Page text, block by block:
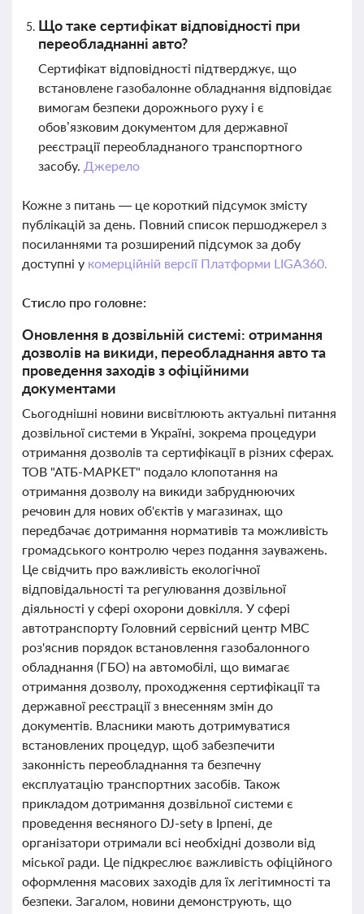
Що таке сертифікат відповідності при
переобладнанні авто?
Сертифікат відповідності підтверджує, що
встановлене газобалонне обладнання відповідає
вимогам безпеки дорожнього руху і є
обов’язковим документом для державної
реєстрації переобладнаного транспортного
засобу. Джерело
Кожне з питань — це короткий підсумок змісту
публікацій за день. Повний список першоджерел з
посиланнями та розширений підсумок за добу
доступні у комерційній версії Платформи LIGA360.
Стисло про головне:
Оновлення в дозвільній системі: отримання
дозволів на викиди, переобладнання авто та
проведення заходів з офіційними
документами
Сьогоднішні новини висвітлюють актуальні питання
дозвільної системи в Україні, зокрема процедури
отримання дозволів та сертифікації в різних сферах.
ТОВ "АТБ-МАРКЕТ" подало клопотання на
отримання дозволу на викиди забруднюючих
речовин для нових об'єктів у магазинах, що
передбачає дотримання нормативів та можливість
громадського контролю через подання зауважень.
Це свідчить про важливість екологічної
відповідальності та регулювання дозвільної
діяльності у сфері охорони довкілля. У сфері
автотранспорту Головний сервісний центр МВС
роз'яснив порядок встановлення газобалонного
обладнання (ГБО) на автомобілі, що вимагає
отримання дозволу, проходження сертифікації та
державної реєстрації з внесенням змін до
документів. Власники мають дотримуватися
встановлених процедур, щоб забезпечити
законність переобладнання та безпечну
експлуатацію транспортних засобів. Також
прикладом дотримання дозвільної системи є
проведення весняного DJ-setу в Ірпені, де
організатори отримали всі необхідні дозволи від
міської ради. Це підкреслює важливість офіційного
оформлення масових заходів для їх легітимності та
безпеки. Загалом, новини демонструють, що